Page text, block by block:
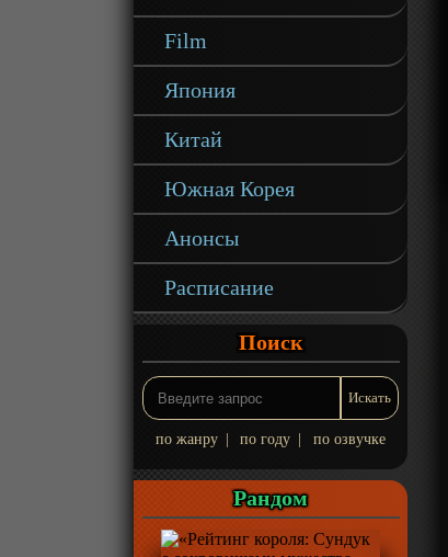
Film
Япония
Китай
Южная Корея
Анонсы
Расписание
Поиск
по жанру по году по озвучке
Рандом